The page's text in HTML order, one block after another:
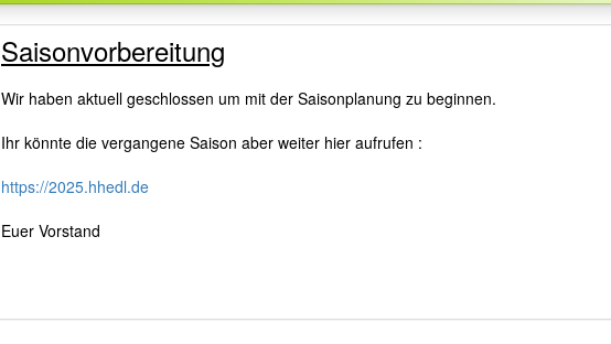
Saisonvorbereitung
Wir haben aktuell geschlossen um mit der Saisonplanung zu beginnen.
Ihr könnte die vergangene Saison aber weiter hier aufrufen :
https://2025.hhedl.de
Euer Vorstand